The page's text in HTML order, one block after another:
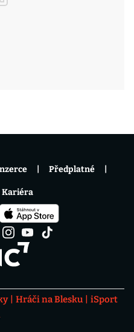
Hráči na Blesku
iSport
Předplatné
Kariéra